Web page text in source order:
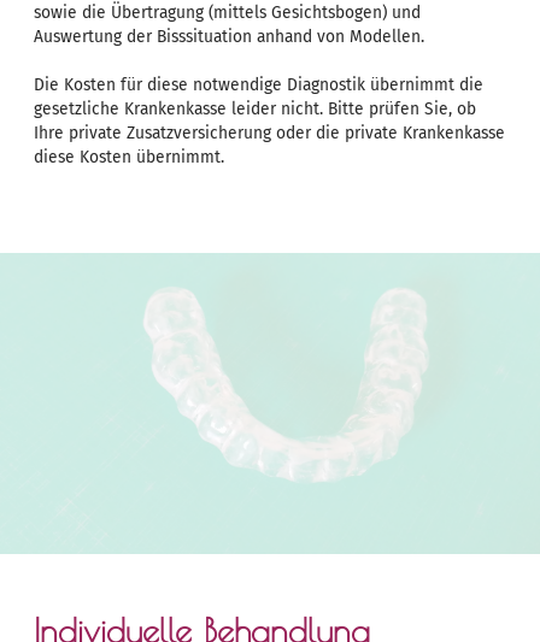
sowie die Übertragung (mittels Gesichtsbogen) und
Auswertung der Bisssituation anhand von Modellen.
Die Kosten für diese notwendige Diagnostik übernimmt die
gesetzliche Krankenkasse leider nicht. Bitte prüfen Sie, ob
Ihre private Zusatzversicherung oder die private Krankenkasse
diese Kosten übernimmt.
Individuelle Behandlung